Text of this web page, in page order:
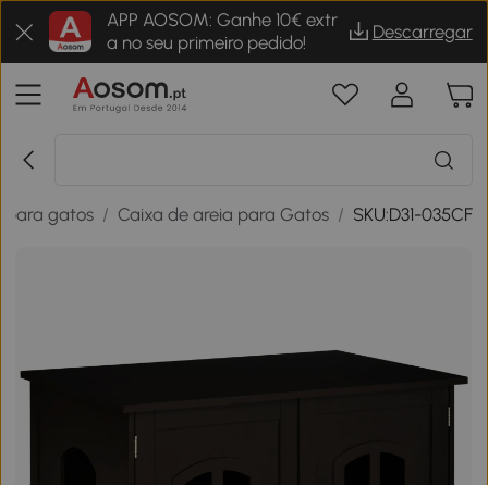
APP AOSOM: Ganhe 10€ extr
a no seu primeiro pedido!
Descarregar
para gatos / Caixa de areia para Gatos / SKU:D31-035CF